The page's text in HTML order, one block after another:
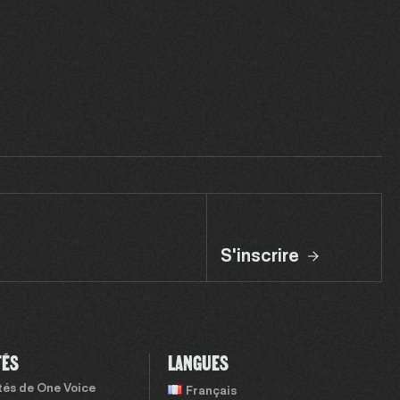
S'inscrire
de One Voice
LANGUES
Français